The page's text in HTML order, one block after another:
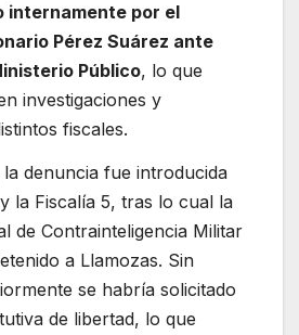
internamente por el
Pérez Suárez ante
Público, lo que
investigaciones y
fiscales.
denuncia fue introducida
la Fiscalía 5, tras lo cual la
de Contrainteligencia Militar
a Llamozas. Sin
se habría solicitado
de libertad, lo que